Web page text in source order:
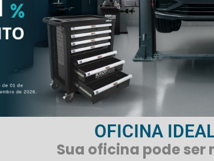
OFICINA
Sua oficina pode